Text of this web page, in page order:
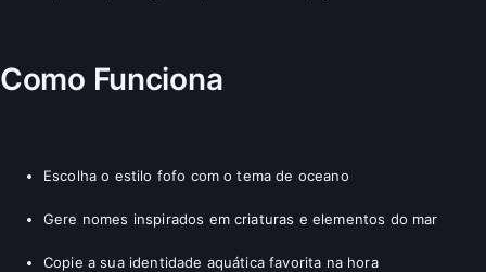
Como Funciona
Escolha o estilo fofo com o tema de oceano
Gere nomes inspirados em criaturas e elementos do mar
Copie a sua identidade aquática favorita na hora